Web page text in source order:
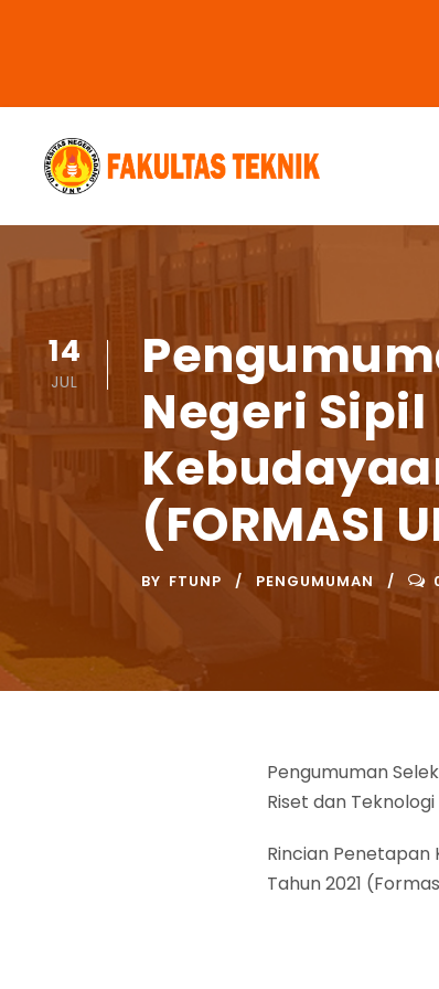
14
JUL
Negeri
(FORMASI
BY FTUNP PENGUMUMAN
Pengumuman
Riset dan Teknologi
Rincian Penetapan
Tahun 2021